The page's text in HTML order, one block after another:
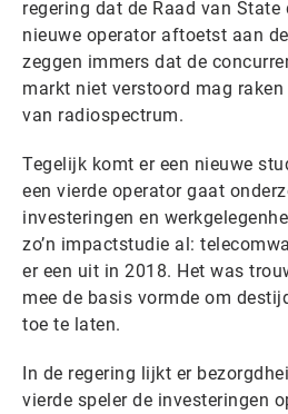
regering dat de Raad van State
nieuwe operator aftoetst aan
zeggen immers dat de
markt niet verstoord mag
van radiospectrum.
Tegelijk komt er een nieuwe
een vierde operator gaat
investeringen en
zo’n impactstudie al:
er een uit in 2018. Het was
mee de basis vormde om
toe te laten.
In de regering lijkt er
vierde speler de investeringen